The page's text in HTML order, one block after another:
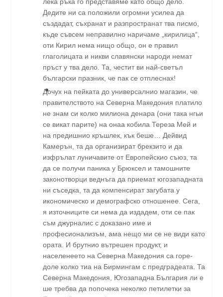
лека ръка го представяме като общо дело.
Дедите ни са положили огромни усилеа да
създадат, съхранат и разпространат тва писмо,
къде съвсем неправилно наричаме „кирилица“,
оти Кирил нема нищо общо, он е правил
глаголицата и никви славянски народи немат
пръст у тва дело. Та, честит ви най-светъл
български празник, че пак се отплеснах!
Дочух на пейката до универсалнио магазин, че
правителството на Северна Македония платило
не знам си колко милиона денара (они така нгьи
се викат парите) на онаа кобила Тереза Мей и
на предишнио кръшлек, кък беше… Дейвид
Камерън, та да организират брекзито и да
изфрълат луничавите от Европейскио съюз, та
да се получи паника у Брюксел и тамошните
законотворци веднъга да приемат югозападната
ни съседка, та да компенсират загубата у
икономическо и демографско отношенее. Сега,
я източниците си нема да издадем, оти се пак
съм джурналис с доказано име и
професионализъм, ама нещо ми се не види като
ората. И брутнио вътрешен продукт, и
населенеето на Северна Македония са горе-
доле колко тиа на Бирмингам с предградеата. Та
Северна Македония, Югозападна България ли е
ше требва да попочека неколко петилетки за